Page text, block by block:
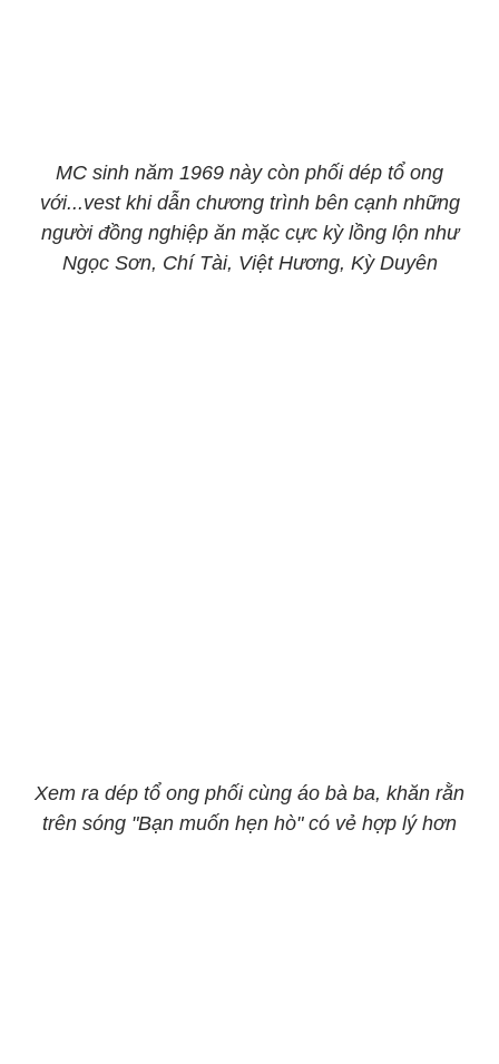
MC sinh năm 1969 này còn phối dép tổ ong
với...vest khi dẫn chương trình bên cạnh những
người đồng nghiệp ăn mặc cực kỳ lồng lộn như
Ngọc Sơn, Chí Tài, Việt Hương, Kỳ Duyên
Xem ra dép tổ ong phối cùng áo bà ba, khăn rằn
trên sóng "Bạn muốn hẹn hò" có vẻ hợp lý hơn